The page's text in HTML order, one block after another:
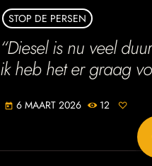
STOP DE PERSEN
“Diesel is nu veel
ik heb het er graag
today 6 MAART 2026 12